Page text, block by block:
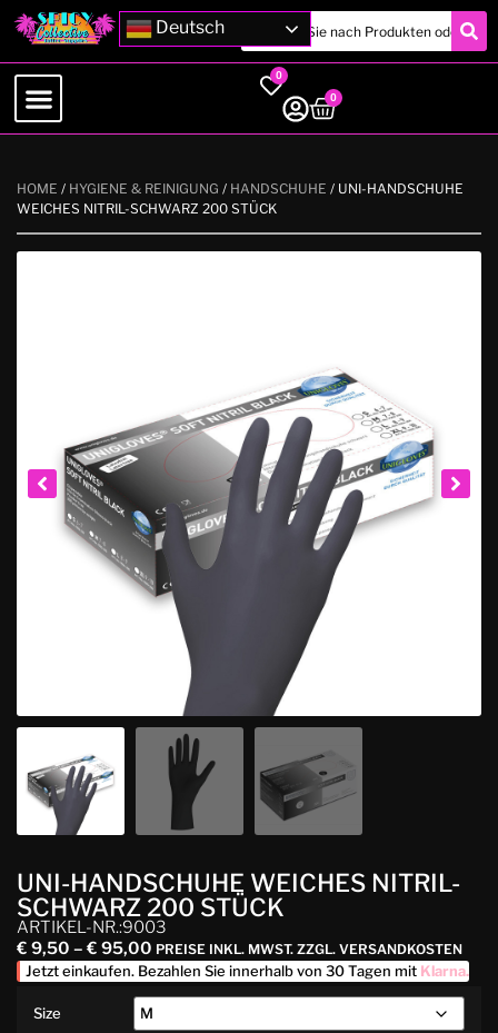
Deutsch
0
0
HOME / HYGIENE & REINIGUNG / HANDSCHUHE / UNI-HANDSCHUHE
WEICHES NITRIL-SCHWARZ 200 STÜCK
UNI-HANDSCHUHE WEICHES NITRIL-
SCHWARZ 200 STÜCK
ARTIKEL-NR.:9003
€ 9,50 – € 95,00 PREISE INKL. MWST. ZZGL. VERSANDKOSTEN
Jetzt einkaufen. Bezahlen Sie innerhalb von 30 Tagen mit Klarna.
Size